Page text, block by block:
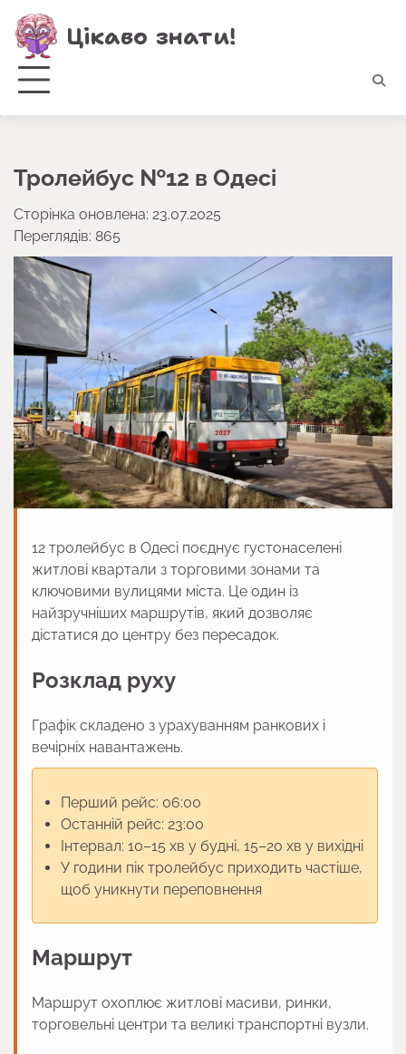
Перейти
до
вмісту
Цікаво знати!
Тролейбус №12 в Одесі
Сторінка оновлена: 23.07.2025
Переглядів: 865
12 тролейбус в Одесі поєднує густонаселені
житлові квартали з торговими зонами та
ключовими вулицями міста. Це один із
найзручніших маршрутів, який дозволяє
дістатися до центру без пересадок.
Розклад руху
Графік складено з урахуванням ранкових і
вечірніх навантажень.
Перший рейс: 06:00
Останній рейс: 23:00
Інтервал: 10–15 хв у будні, 15–20 хв у вихідні
У години пік тролейбус приходить частіше,
щоб уникнути переповнення
Маршрут
Маршрут охоплює житлові масиви, ринки,
торговельні центри та великі транспортні вузли.